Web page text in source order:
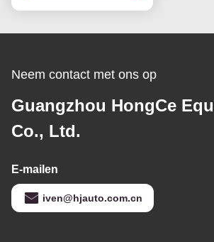
Neem contact met ons op
Guangzhou HongCe
Co., Ltd.
E-mailen
iven@hjauto.com.cn